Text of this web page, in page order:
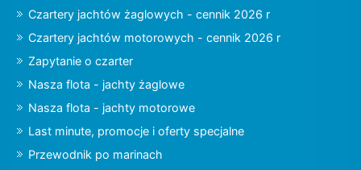
Czartery jachtów żaglowych - cennik 2026 r
Czartery jachtów motorowych - cennik 2026 r
Zapytanie o czarter
Nasza flota - jachty żaglowe
Nasza flota - jachty motorowe
Last minute, promocje i oferty specjalne
Przewodnik po marinach